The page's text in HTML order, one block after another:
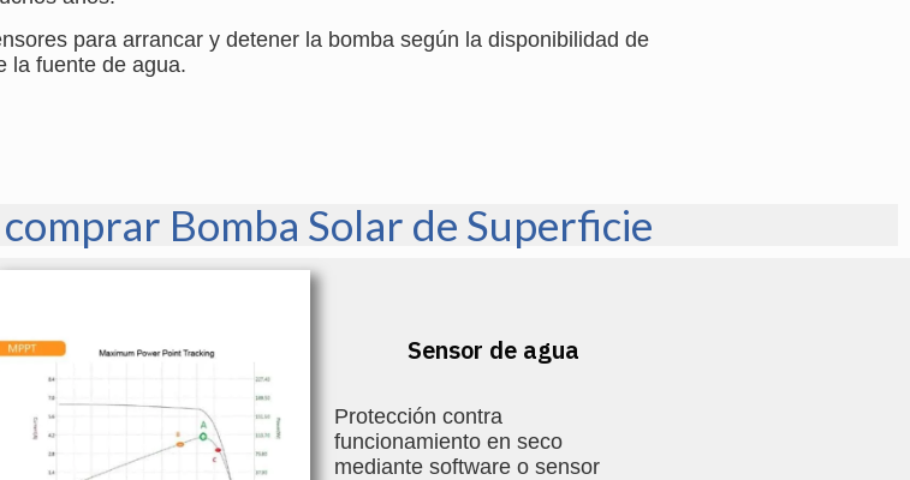
para arrancar y detener la bomba según la disponibilidad de
la fuente de agua.
Bomba Solar de Superficie
Sensor de agua
Protección contra
funcionamiento en seco
mediante software o sensor